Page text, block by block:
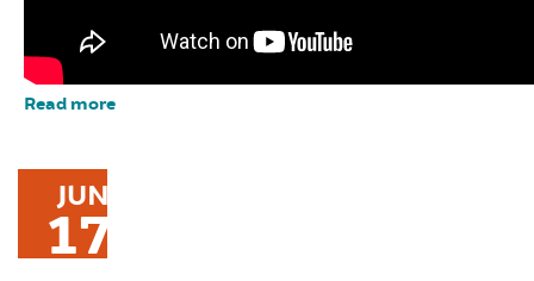
Read more
JUN
17